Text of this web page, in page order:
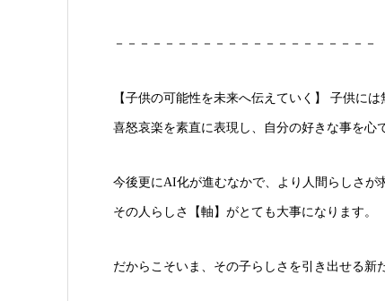
－－－－－－－－－－－－－－－－－－－－－
【子供の可能性を未来へ伝えていく】 子供には
喜怒哀楽を素直に表現し、自分の好きな事を心
今後更にAI化が進むなかで、より人間らしさが
その人らしさ【軸】がとても大事になります。
だからこそいま、その子らしさを引き出せる新